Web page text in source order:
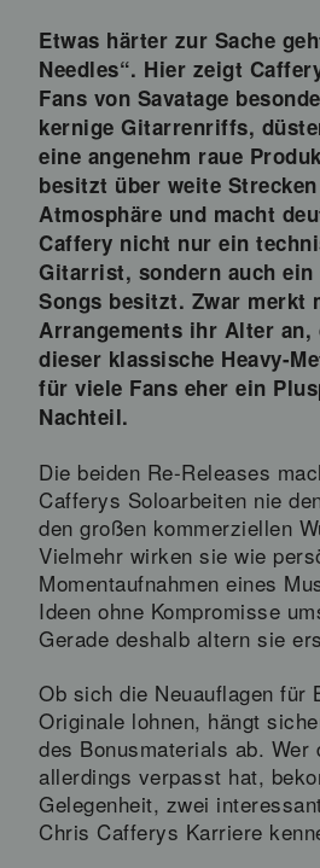
Etwas härter zur Sache
Needles“. Hier zeigt
Fans von Savatage
kernige Gitarrenriffs,
eine angenehm raue
besitzt über weite
Atmosphäre und macht
Caffery nicht nur ein
Gitarrist, sondern auch
Songs besitzt. Zwar merkt
Arrangements ihr Alter an,
dieser klassische Heavy-
für viele Fans eher ein
Nachteil.
Die beiden Re-Releases
Cafferys Soloarbeiten nie
den großen kommerziellen
Vielmehr wirken sie wie
Momentaufnahmen eines
Ideen ohne Kompromisse
Gerade deshalb altern sie
Ob sich die Neuauflagen für
Originale lohnen, hängt
des Bonusmaterials ab. Wer
allerdings verpasst hat,
Gelegenheit, zwei
Chris Cafferys Karriere